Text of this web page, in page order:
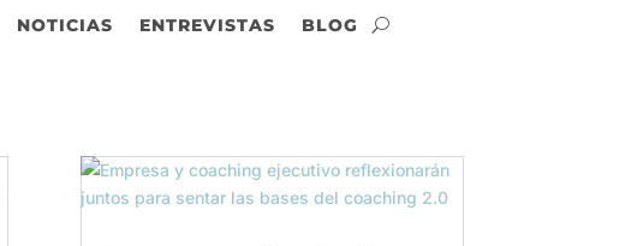
NOTICIAS ENTREVISTAS BLOG